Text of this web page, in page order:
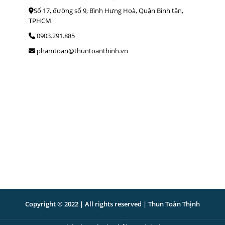
Số 17, đường số 9, Bình Hưng Hoà, Quận Bình tân,
TPHCM
0903.291.885
phamtoan@thuntoanthinh.vn
Copyright © 2022 | All rights reserved | Thun Toàn Thịnh